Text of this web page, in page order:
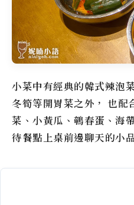
小菜中有經典的韓式辣泡
冬筍等開胃菜之外， 也配
菜、小黃瓜、鵪春蛋、海
待餐點上桌前邊聊天的小